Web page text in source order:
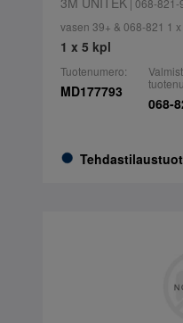
| 068-821-
vasen 39+ & 068-821 1
1 x 5 kpl
Tuotenumero:
MD177793
068-